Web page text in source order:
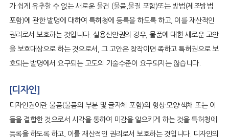
가 쉽게 유추할 수 없는 새로운 물건 (물품,물질 포함)또는 방법(제조방법
포함)에 관한 발명에 대하여 특허청에 등록을 하도록 하고, 이를 재산적인
권리로서 보호하는 것입니다. 실용신안권의 경우, 물품에 대한 새로운 고안
을 보호대상으로 하는 것으로서, 그 고안은 창작이면 족하고 특허권으로 보
호되는 발명에서 요구되는 고도의 기술수준이 요구되지는 않습니다.
[디자인]
디자인권이란 물품(물품의 부분 및 글자체 포함)의 형상·모양·색채 또는 이
들을 결합한 것으로서 시각을 통하여 미감을 일으키게 하는 것을 특허청에
등록을 하도록 하고, 이를 재산적인 권리로서 보호하는 것입니다. 디자인의